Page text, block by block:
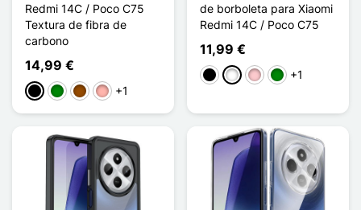
Redmi 14C / Poco C75
Textura de fibra de
carbono
14,99 €
PretoVerdeCastanho
Ouro rosa
+1
de borboleta para Xiaomi
Redmi 14C / Poco C75
11,99 €
PretoBrancoRosaVerde
+1